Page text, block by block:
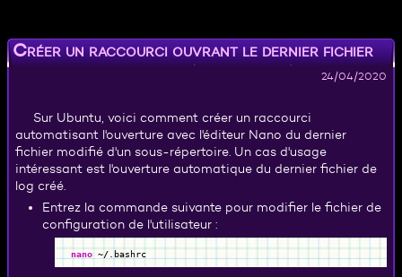
Créer un raccourci ouvrant le dernier fichier
modifié d'un répertoire (Shell Linux )
24/04/2020
Sur Ubuntu, voici comment créer un raccourci
automatisant l'ouverture avec l'éditeur Nano du dernier
fichier modifié d'un sous-répertoire. Un cas d'usage
intéressant est l'ouverture automatique du dernier fichier de
log créé.
Entrez la commande suivante pour modifier le fichier de
configuration de l'utilisateur :
nano ~/ .bashrc